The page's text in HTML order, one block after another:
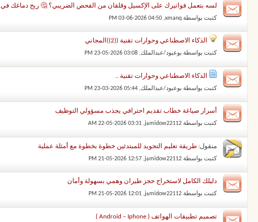
لسه بتعمل فواتيرك على الإكسيل وقلقان من الفحص الضريبي؟ 🤔 ريح دماغك في 2026
كتبت بواسطة xmanq
‏, 03-06-2026 04:50 PM
الذكاء الاصطناعي وحوارات تقنية ((2))المجاني
كتبت بواسطة بوعبود/عبدالملك‏, 23-05-2026 03:08 PM
الذكاء الاصطناعي وحوارات تقنية ..
كتبت بواسطة بوعبود/عبدالملك‏, 23-03-2026 05:44 PM
أسرار صياغة خطاب تقديم احترافي يجذب مسؤولي التوظيف
كتبت بواسطة midow22112ةj ‏, 22-05-2026 03:31 AM
منقول: طريقة تعليم التجويد للمبتدئين خطوة بخطوة مع أمثلة عملية
كتبت بواسطة midow22112ةj ‏, 21-05-2026 12:57 PM
دليلك الكامل لاستخراج حجز طيران وهمي بسهولة وأمان
كتبت بواسطة midow22112ةj ‏, 21-05-2026 12:01 PM
تصميم تطبيقات الهواتف ( Android – Iphone )